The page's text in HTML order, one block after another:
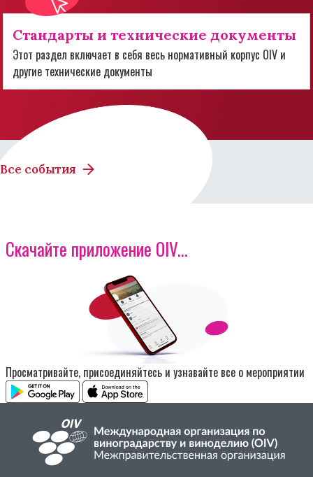
Стандарты и технические документы
Этот раздел включает в себя весь нормативный корпус OIV и
другие технические документы
Все события
Скачайте приложение OIV...
Изображение
Просматривайте, присоединяйтесь и узнавайте все о мероприятии